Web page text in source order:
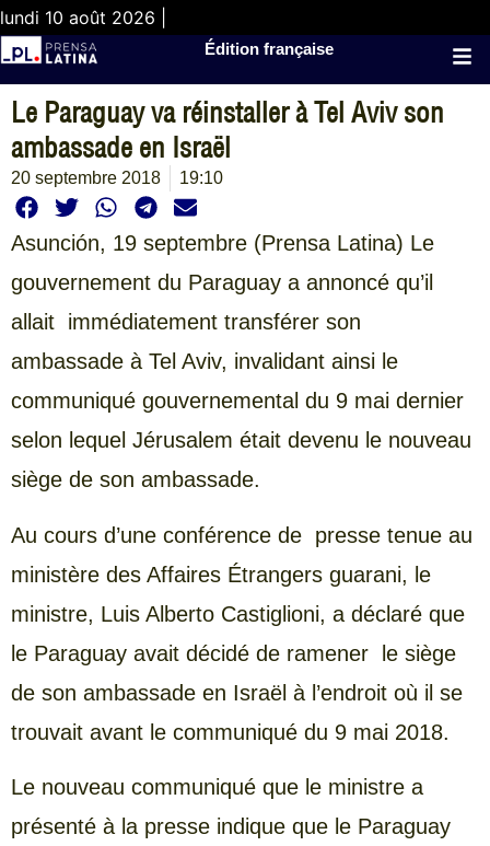
lundi 10 août 2026 |
Édition française
Le Paraguay va réinstaller à Tel Aviv son
ambassade en Israël
20 septembre 2018 19:10
Asunción, 19 septembre (Prensa Latina) Le
gouvernement du Paraguay a annoncé qu’il
allait immédiatement transférer son
ambassade à Tel Aviv, invalidant ainsi le
communiqué gouvernemental du 9 mai dernier
selon lequel Jérusalem était devenu le nouveau
siège de son ambassade.
Au cours d’une conférence de presse tenue au
ministère des Affaires Étrangers guarani, le
ministre, Luis Alberto Castiglioni, a déclaré que
le Paraguay avait décidé de ramener le siège
de son ambassade en Israël à l’endroit où il se
trouvait avant le communiqué du 9 mai 2018.
Le nouveau communiqué que le ministre a
présenté à la presse indique que le Paraguay